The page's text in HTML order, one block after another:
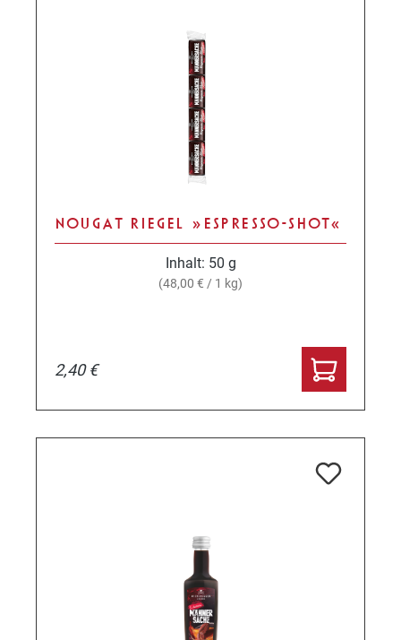
NOUGAT RIEGEL »ESPRESSO-SHOT«
Inhalt: 50 g
(48,00 € / 1 kg)
2,40 €